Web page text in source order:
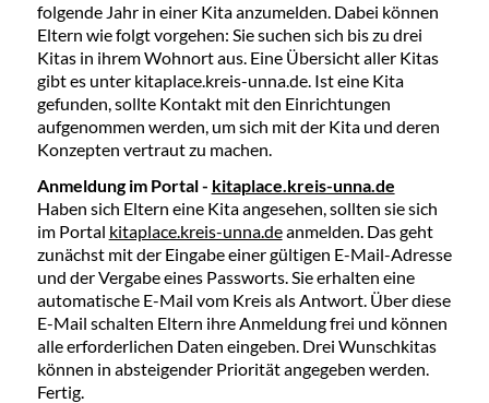
folgende Jahr in einer Kita anzumelden. Dabei können
Eltern wie folgt vorgehen: Sie suchen sich bis zu drei
Kitas in ihrem Wohnort aus. Eine Übersicht aller Kitas
gibt es unter kitaplace.kreis-unna.de. Ist eine Kita
gefunden, sollte Kontakt mit den Einrichtungen
aufgenommen werden, um sich mit der Kita und deren
Konzepten vertraut zu machen.
Anmeldung im Portal - kitaplace.kreis-unna.de
Haben sich Eltern eine Kita angesehen, sollten sie sich
im Portal kitaplace.kreis-unna.deanmelden. Das geht
zunächst mit der Eingabe einer gültigen E-Mail-Adresse
und der Vergabe eines Passworts. Sie erhalten eine
automatische E-Mail vom Kreis als Antwort. Über diese
E-Mail schalten Eltern ihre Anmeldung frei und können
alle erforderlichen Daten eingeben. Drei Wunschkitas
können in absteigender Priorität angegeben werden.
Fertig.